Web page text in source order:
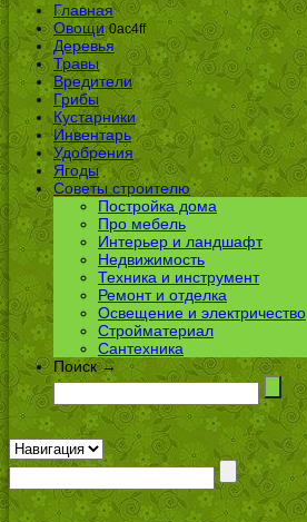
Главная
Овощи 0ac4ff
Деревья
Травы
Вредители
Грибы
Кустарники
Инвентарь
Удобрения
Ягоды
Советы строителю
Постройка дома
Про мебель
Интерьер и ландшафт
Недвижимость
Техника и инструмент
Ремонт и отделка
Освещение и электричество
Стройматериал
Сантехника
Поиск →